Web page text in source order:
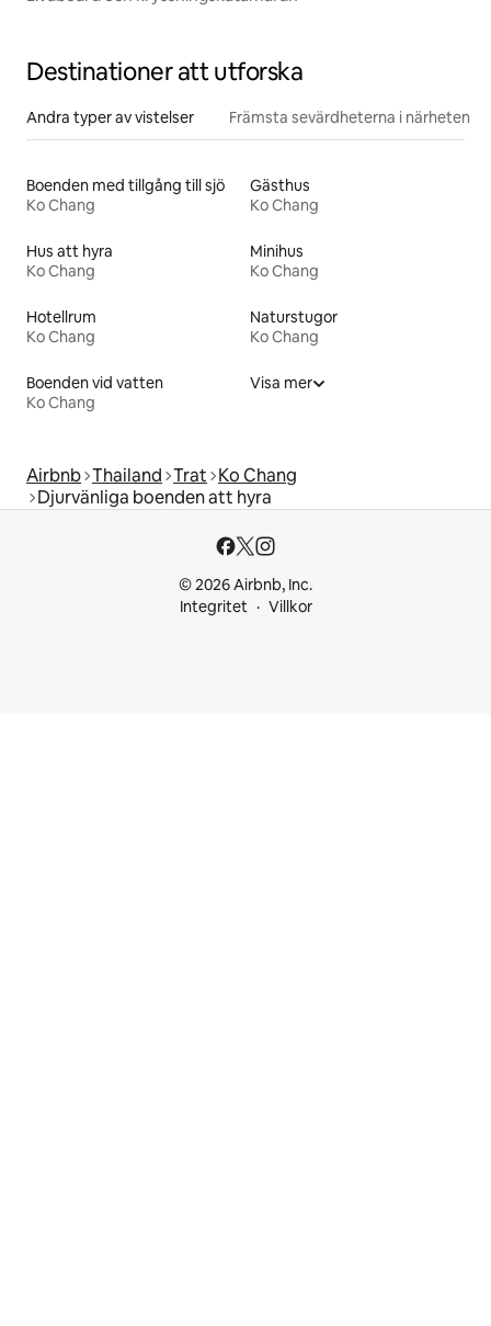
Destinationer att utforska
Andra typer av vistelser Främsta sevärdheterna i närheten
Boenden med tillgång till sjö
Ko Chang
Gästhus
Ko Chang
Hus att hyra
Ko Chang
Minihus
Ko Chang
Hotellrum
Ko Chang
Naturstugor
Ko Chang
Boenden vid vatten
Ko Chang
Visa mer
Airbnb Thailand Trat Ko Chang
Djurvänliga boenden att hyra
© 2026 Airbnb, Inc.
Integritet
Villkor